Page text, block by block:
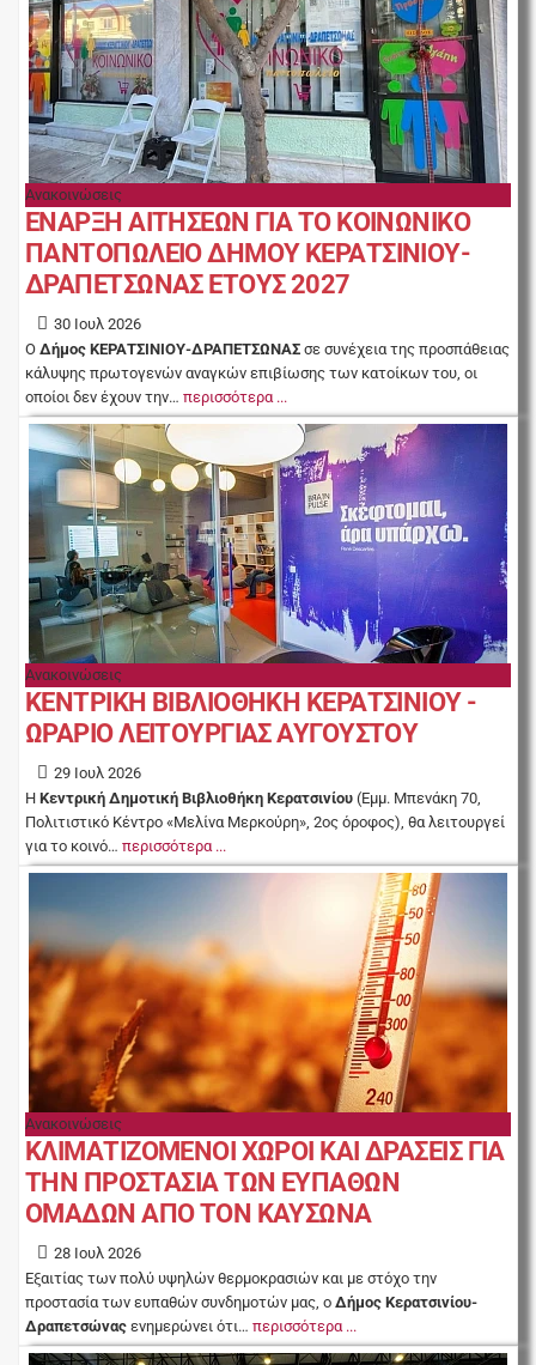
Ανακοινώσεις
ΕΝΑΡΞΗ ΑΙΤΗΣΕΩΝ ΓΙΑ ΤΟ ΚΟΙΝΩΝΙΚΟ
ΠΑΝΤΟΠΩΛΕΙΟ ΔΗΜΟΥ ΚΕΡΑΤΣΙΝΙΟΥ-
ΔΡΑΠΕΤΣΩΝΑΣ ΕΤΟΥΣ 2027
30 Ιουλ 2026
Ο Δήμος ΚΕΡΑΤΣΙΝΙΟΥ-ΔΡΑΠΕΤΣΩΝΑΣ σε συνέχεια της προσπάθειας
κάλυψης πρωτογενών αναγκών επιβίωσης των κατοίκων του, οι
οποίοι δεν έχουν την… περισσότερα ...
Ανακοινώσεις
ΚΕΝΤΡΙΚΗ ΒΙΒΛΙΟΘΗΚΗ ΚΕΡΑΤΣΙΝΙΟΥ -
ΩΡΑΡΙΟ ΛΕΙΤΟΥΡΓΙΑΣ ΑΥΓΟΥΣΤΟΥ
29 Ιουλ 2026
Η Κεντρική Δημοτική Βιβλιοθήκη Κερατσινίου (Εμμ. Μπενάκη 70,
Πολιτιστικό Κέντρο «Μελίνα Μερκούρη», 2ος όροφος), θα λειτουργεί
για το κοινό… περισσότερα ...
Ανακοινώσεις
ΚΛΙΜΑΤΙΖΟΜΕΝΟΙ ΧΩΡΟΙ ΚΑΙ ΔΡΑΣΕΙΣ ΓΙΑ
ΤΗΝ ΠΡΟΣΤΑΣΙΑ ΤΩΝ ΕΥΠΑΘΩΝ
ΟΜΑΔΩΝ ΑΠΟ ΤΟΝ ΚΑΥΣΩΝΑ
28 Ιουλ 2026
Εξαιτίας των πολύ υψηλών θερμοκρασιών και με στόχο την
προστασία των ευπαθών συνδημοτών μας, ο Δήμος Κερατσινίου-
Δραπετσώνας ενημερώνει ότι… περισσότερα ...